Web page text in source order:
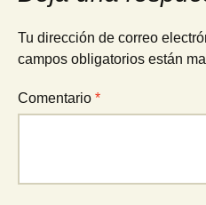
Tu dirección de correo
campos obligatorios están
Comentario *